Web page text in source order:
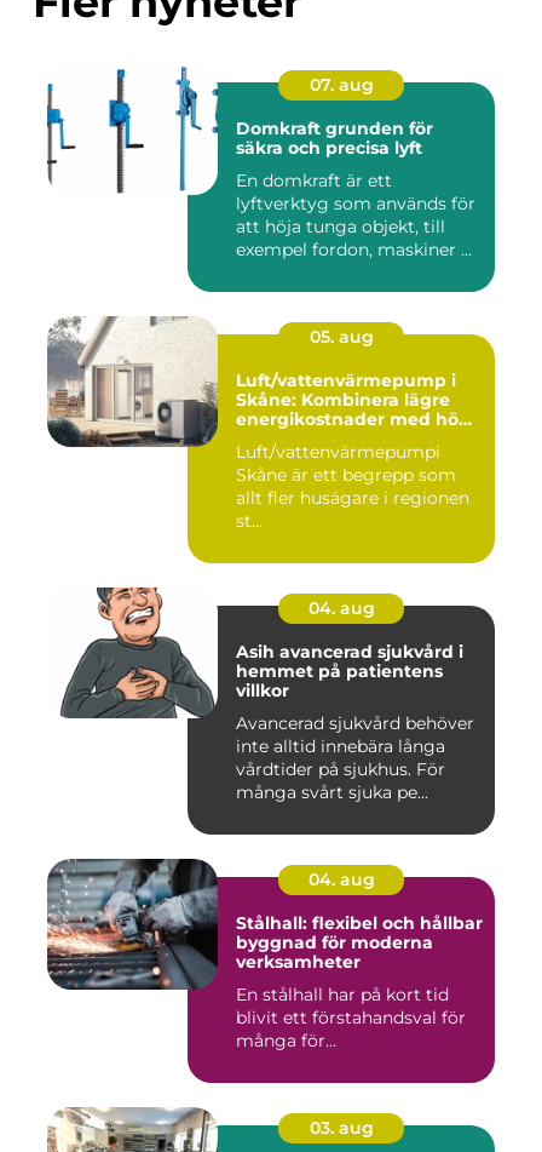
07. aug
Domkraft grunden för
säkra och precisa lyft
En domkraft är ett
lyftverktyg som används för
att höja tunga objekt, till
exempel fordon, maskiner ...
05. aug
Luft/vattenvärmepump i
Skåne: Kombinera lägre
energikostnader med hög
komfort
Luft/vattenvärmepumpi
Skåne är ett begrepp som
allt fler husägare i regionen
st...
04. aug
Asih avancerad sjukvård i
hemmet på patientens
villkor
Avancerad sjukvård behöver
inte alltid innebära långa
vårdtider på sjukhus. För
många svårt sjuka pe...
04. aug
Stålhall: flexibel och hållbar
byggnad för moderna
verksamheter
En stålhall har på kort tid
blivit ett förstahandsval för
många för...
03. aug